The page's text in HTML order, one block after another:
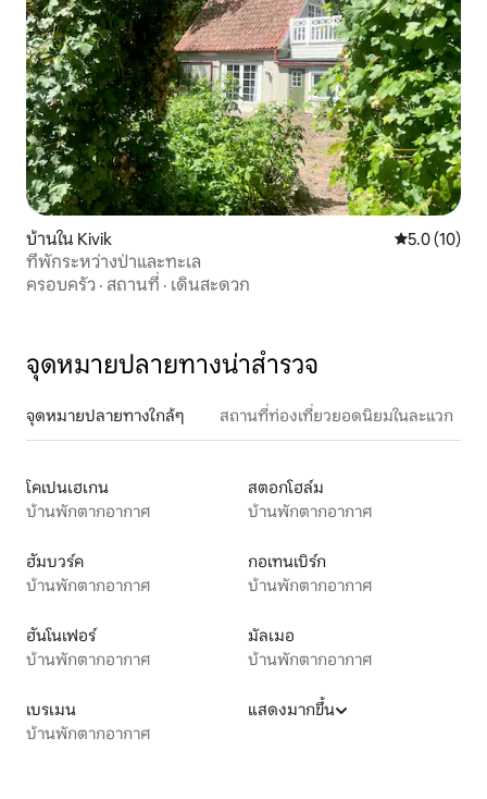
บ้านใน Kivik คะแนนเฉลี่ย
5.0 (10)
ที่พักระหว่างป่าและทะเล
ครอบครัว · สถานที่ · เดินสะดวก
จุดหมายปลายทางน่าสำรวจ
จุดหมายปลายทางใกล้ๆ สถานที่ท่องเที่ยวยอดนิยมในละแวก
โคเปนเฮเกน
บ้านพักตากอากาศ
สตอกโฮล์ม
บ้านพักตากอากาศ
ฮัมบวร์ค
บ้านพักตากอากาศ
กอเทนเบิร์ก
บ้านพักตากอากาศ
ฮันโนเฟอร์
บ้านพักตากอากาศ
มัลเมอ
บ้านพักตากอากาศ
เบรเมน
บ้านพักตากอากาศ
แสดงมากขึ้น